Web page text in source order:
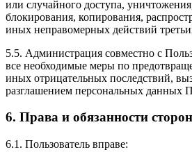
или случайного доступа,
блокирования, копирования,
иных неправомерных действий
5.5. Администрация совместно с
все необходимые меры по
иных отрицательных последствий,
разглашением персональных данных
6. Права и обязанности сторон
6.1. Пользователь вправе: